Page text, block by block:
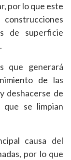
por lo que este
de superficie
que generará
de las
deshacerse de
que se limpian
causa del
por lo que